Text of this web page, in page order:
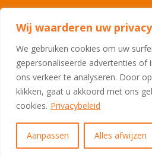
Wij waarderen uw privacy
We gebruiken cookies om uw
gepersonaliseerde advertenties of
ons verkeer te analyseren. Door op
klikken, gaat u akkoord met ons
cookies. Privacybeleid
Aanpassen Alles afwijzen
M - V: 9:00 uur -
TELEFOON &